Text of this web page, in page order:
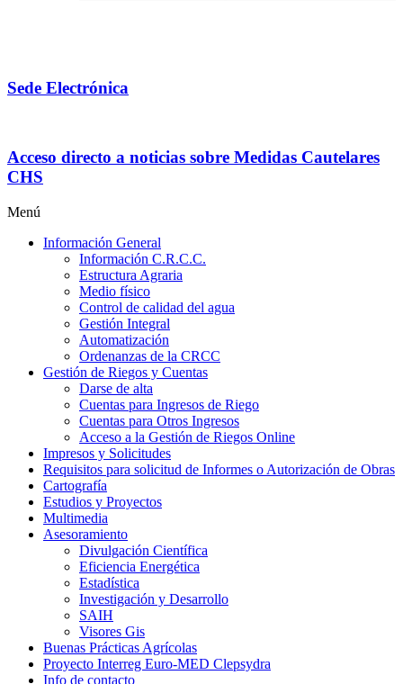
Sede Electrónica
Acceso directo a noticias sobre Medidas Cautelares
CHS
Menú
Información General
Información C.R.C.C.
Estructura Agraria
Medio físico
Control de calidad del agua
Gestión Integral
Automatización
Ordenanzas de la CRCC
Gestión de Riegos y Cuentas
Darse de alta
Cuentas para Ingresos de Riego
Cuentas para Otros Ingresos
Acceso a la Gestión de Riegos Online
Impresos y Solicitudes
Requisitos para solicitud de Informes o Autorización de Obras
Cartografía
Estudios y Proyectos
Multimedia
Asesoramiento
Divulgación Científica
Eficiencia Energética
Estadística
Investigación y Desarrollo
SAIH
Visores Gis
Buenas Prácticas Agrícolas
Proyecto Interreg Euro-MED Clepsydra
Info de contacto